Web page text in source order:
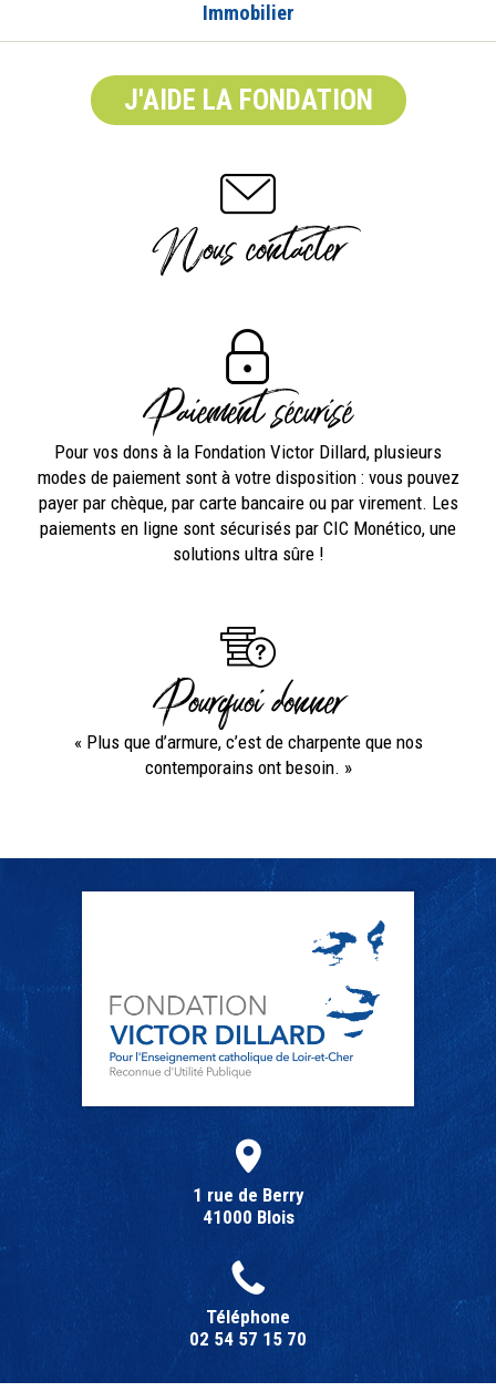
Immobilier
J'AIDE LA FONDATION
Nous contacter
Paiement sécurisé
Pour vos dons à la Fondation Victor Dillard, plusieurs
modes de paiement sont à votre disposition : vous pouvez
payer par chèque, par carte bancaire ou par virement. Les
paiements en ligne sont sécurisés par CIC Monético, une
solutions ultra sûre !
Pourquoi donner
« Plus que d’armure, c’est de charpente que nos
contemporains ont besoin. »
1 rue de Berry
41000 Blois
Téléphone
02 54 57 15 70